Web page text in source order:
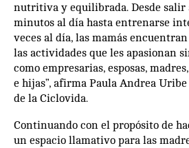
nutritiva y equilibrada. Desde salir
minutos al día hasta entrenarse
veces al día, las mamás
las actividades que les apasionan
como empresarias, esposas,
e hijas”, afirma Paula Andrea
de la Ciclovida.
Continuando con el propósito de
un espacio llamativo para las